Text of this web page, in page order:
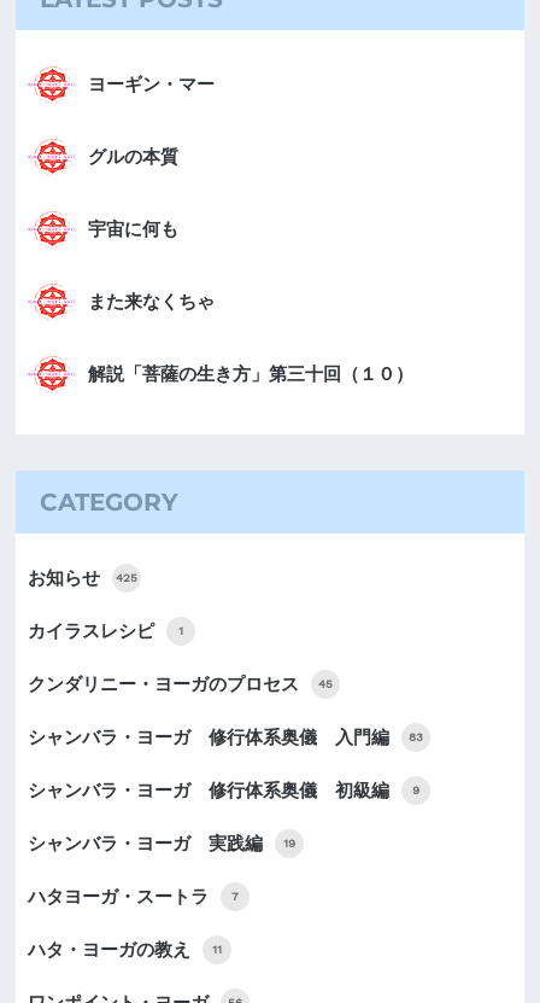
ヨーギン・マー
グルの本質
宇宙に何も
また来なくちゃ
解説「菩薩の生き方」第三十回（１０）
CATEGORY
お知らせ 425
カイラスレシピ 1
クンダリニー・ヨーガのプロセス 45
シャンバラ・ヨーガ 修行体系奥儀 入門編 83
シャンバラ・ヨーガ 修行体系奥儀 初級編 9
シャンバラ・ヨーガ 実践編 19
ハタヨーガ・スートラ 7
ハタ・ヨーガの教え 11